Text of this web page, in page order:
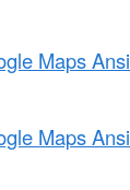
Maps
Maps